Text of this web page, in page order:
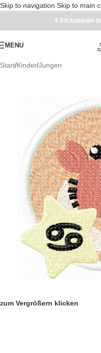
Skip to navigation Skip to main
4 Stickdateien
MENU
Start/Kinder/Jungen
zum Vergrößern klicken